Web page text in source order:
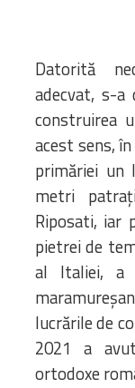
Datorită
adecvat, s-a
construirea
acest sens,
primăriei
metri
Riposati, iar
pietrei de
al Italiei, a
lucrările de
2021 a
ortodoxe